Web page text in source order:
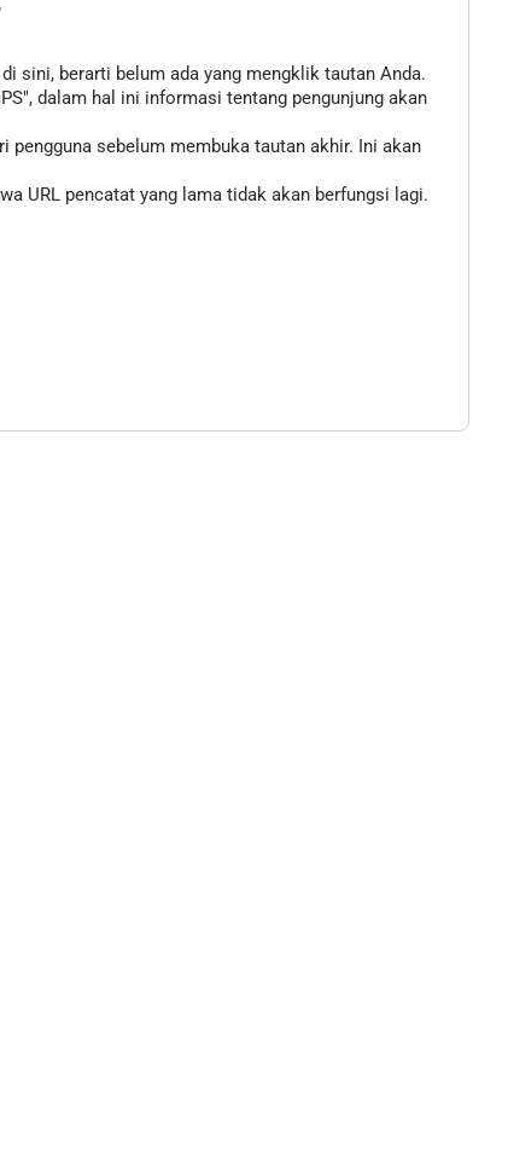
sini, berarti belum ada yang mengklik tautan Anda.
dalam hal ini informasi tentang pengunjung akan
pengguna sebelum membuka tautan akhir. Ini akan
URL pencatat yang lama tidak akan berfungsi lagi.